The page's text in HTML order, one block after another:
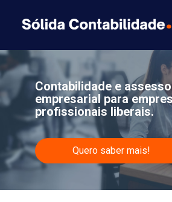
Contabilidade e
empresarial para
profissionais liberais.
Quero saber mais!